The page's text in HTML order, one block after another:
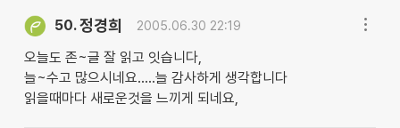
50.정경희 2005.06.30 22:19
오늘도 존~글 잘 읽고 잇습니다,
늘~수고 많으시네요.....늘 감사하게 생각합니다
읽을때마다 새로운것을 느끼게 되네요,